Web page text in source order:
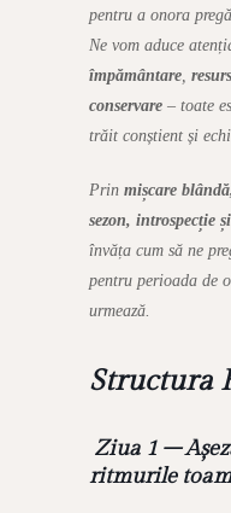
pentru a onora
Ne vom aduce
împământare,
conservare – toate
trăit conștient și
Prin mișcare
sezon, introspecție
învăța cum să ne
pentru perioada de
urmează.
Structura
Ziua 1 –
ritmurile